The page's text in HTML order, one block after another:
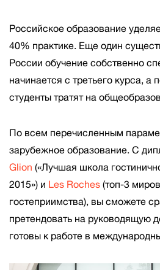
Российское образование
40% практике. Еще один
России обучение собственно
начинается с третьего курса, а
студенты тратят на
По всем перечисленным
зарубежное образование. С
Glion («Лучшая школа
2015») и Les Roches(топ-3
гостеприимства), вы сможете
претендовать на руководящую
готовы к работе в